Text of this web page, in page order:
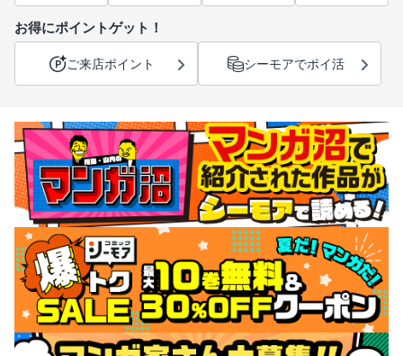
お得にポイントゲット！
ご来店ポイント シーモアでポイ活